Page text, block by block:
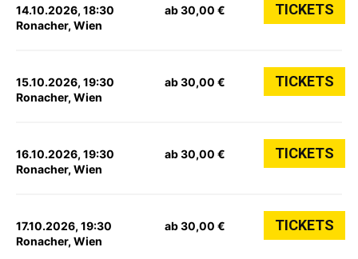
14.10.2026, 18:30
Ronacher, Wien
ab 30,00 € TICKETS
15.10.2026, 19:30
Ronacher, Wien
ab 30,00 € TICKETS
16.10.2026, 19:30
Ronacher, Wien
ab 30,00 € TICKETS
17.10.2026, 19:30
Ronacher, Wien
ab 30,00 € TICKETS